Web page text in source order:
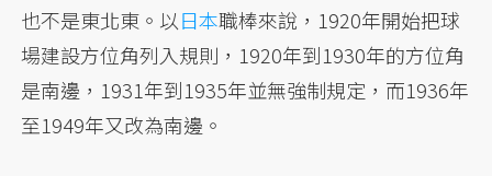
也不是東北東。以日本職棒來說，1920年開始把球
場建設方位角列入規則，1920年到1930年的方位角
是南邊，1931年到1935年並無強制規定，而1936年
至1949年又改為南邊。